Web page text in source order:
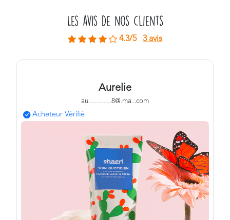
Les avis de nos clients
4.3/5 3 avis
Aurelie
au...............8@.ma...com
Acheteur Vérifié